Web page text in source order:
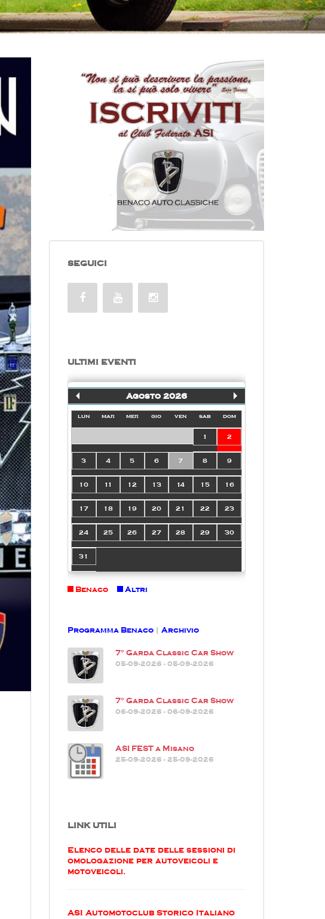
SEGUICI
ULTIMI EVENTI
Agosto 2026
lun mar mer gio ven sab dom
1 2
3 4 5 6 7 8 9
10 11 12 13 14 15 16
17 18 19 20 21 22 23
24 25 26 27 28 29 30
31
Benaco Altri
Programma Benaco | Archivio
7° Garda Classic Car Show
05-09-2026 - 05-09-2026
7° Garda Classic Car Show
06-09-2026 - 06-09-2026
ASI FEST a Misano
25-09-2026 - 25-09-2026
LINK UTILI
Elenco delle date delle sessioni di
omologazione per autoveicoli e
motoveicoli.
ASI Automotoclub Storico Italiano